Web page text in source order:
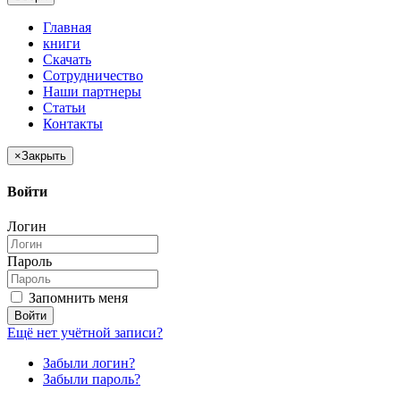
Главная
книги
Скачать
Сотрудничество
Наши партнеры
Статьи
Контакты
×Закрыть
Войти
Логин
Пароль
Запомнить меня
Войти
Ещё нет учётной записи?
Забыли логин?
Забыли пароль?